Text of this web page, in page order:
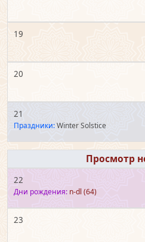
19
20
21
Праздники:Winter Solstice
22
Дни рождения: n-dl (64)
23